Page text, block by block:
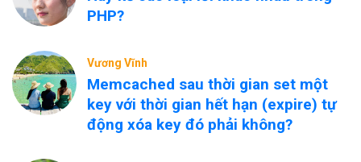
PHP?
Vương Vĩnh
Memcached sau thời gian set một
key với thời gian hết hạn (expire) tự
động xóa key đó phải không?